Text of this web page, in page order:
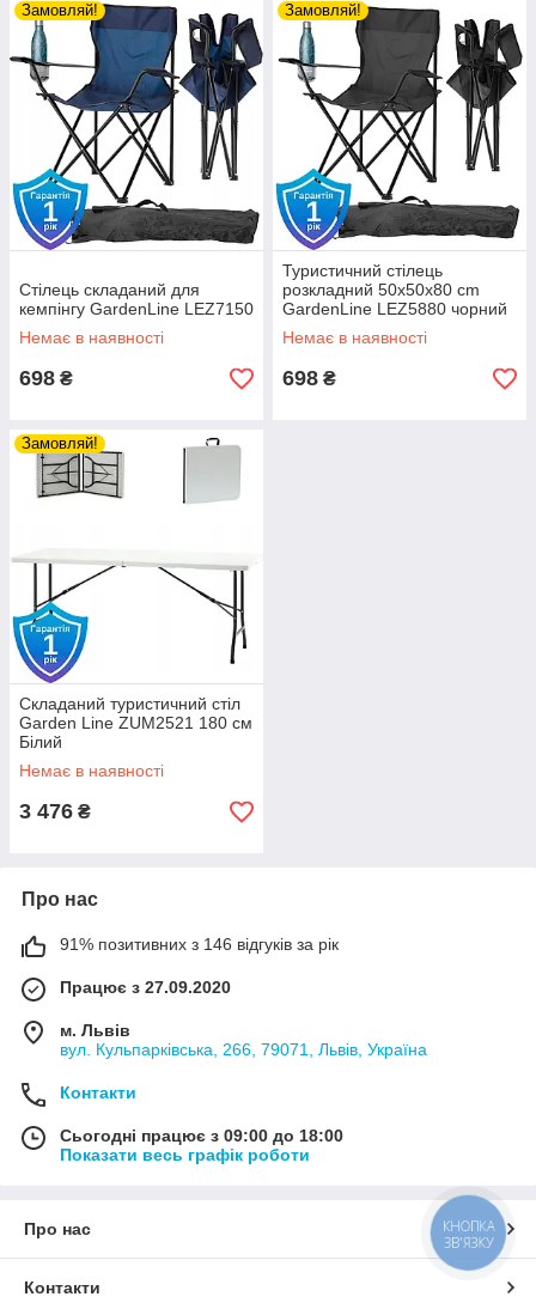
Замовляй!
Стілець складаний для
кемпінгу GardenLine LEZ7150
Немає в наявності
698 ₴
Замовляй!
Туристичний стілець
розкладний 50x50x80 cm
GardenLine LEZ5880 чорний
Немає в наявності
698 ₴
Замовляй!
Складаний туристичний стіл
Garden Line ZUM2521 180 см
Білий
Немає в наявності
3 476 ₴
Про нас
91% позитивних з 146 відгуків за рік
Працює з 27.09.2020
м. Львів
вул. Кульпарківська, 266, 79071, Львів, Україна
Контакти
Сьогодні працює з 09:00 до 18:00
Показати весь графік роботи
Про нас
Контакти
КНОПКА
ЗВ'ЯЗКУ